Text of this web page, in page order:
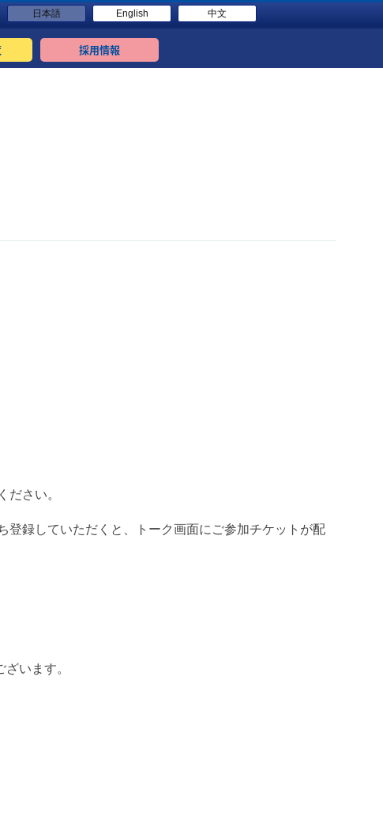
日本語 English 中文
採用情報
ださい。
登録していただくと、トーク画面にご参加チケットが配
います。